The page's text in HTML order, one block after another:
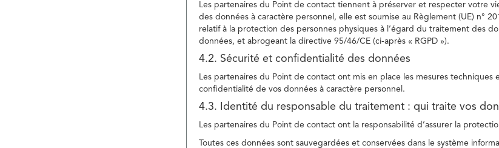
Les partenaires du Point de contact tiennent à préserver et respecter votre
des données à caractère personnel, elle est soumise au Règlement (UE) n°
relatif à la protection des personnes physiques à l’égard du traitement des
données, et abrogeant la directive 95/46/CE (ci-après « RGPD »).
4.2. Sécurité et confidentialité des données
Les partenaires du Point de contact ont mis en place les mesures
confidentialité de vos données à caractère personnel.
4.3. Identité du responsable du traitement : qui traite vos
Les partenaires du Point de contact ont la responsabilité d’assurer la
Toutes ces données sont sauvegardées et conservées dans le système